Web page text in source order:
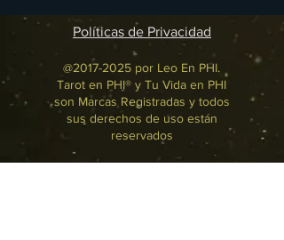
Políticas de Privacidad
@2017-2025 por Leo En PHI.
Tarot en PHI® y Tu Vida en PHI
son Marcas Registradas y todos
sus derechos de uso están
reservados